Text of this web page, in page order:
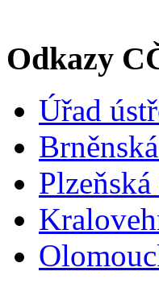
Odkazy
Úřad
Plzeňská